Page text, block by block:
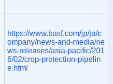
https://www.basf.com/jp/ja/c
ompany/news-and-media/ne
ws-releases/asia-pacific/201
6/02/crop-protection-pipelin
e.html